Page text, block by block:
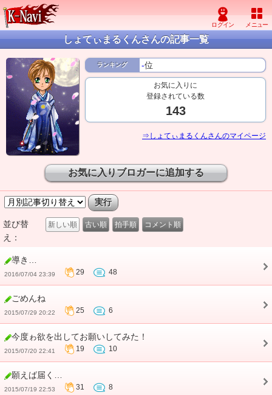
しょてぃまるくんさんの記事一覧
ランキング -位
お気に入りに
登録されている数
143
⇒しょてぃまるくんさんのマイページ
お気に入りブロガーに追加する
並び替
え：
新しい順 古い順 拍手順 コメント順
導き…
2016/07/04 23:39 29 48
ごめんね
2015/07/29 20:22 25 6
今度ゎ欲を出してお願いしてみた！
2015/07/20 22:41 19 10
願えば届く…
2015/07/19 22:53 31 8